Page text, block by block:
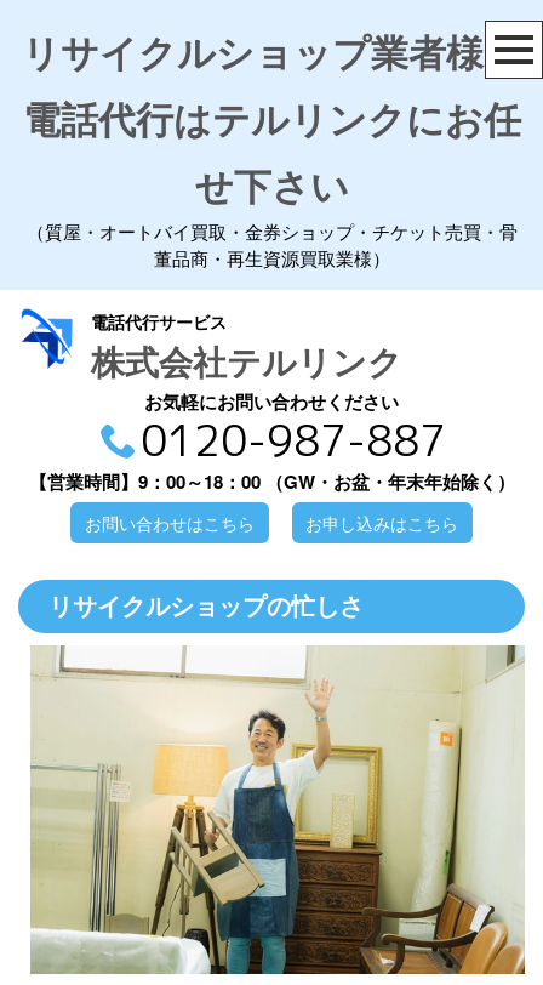
リサイクルショップ業者様の
電話代行はテルリンクにお任
せ下さい
（質屋・オートバイ買取・金券ショップ・チケット売買・骨
董品商・再生資源買取業様）
電話代行サービス
株式会社テルリンク
お気軽にお問い合わせください
0120-987-887
【営業時間】9：00～18：00 （GW・お盆・年末年始除く）
お問い合わせはこちら お申し込みはこちら
リサイクルショップの忙しさ